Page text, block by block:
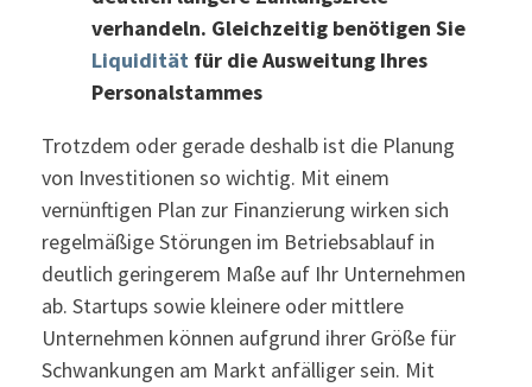
verhandeln. Gleichzeitig benötigen Sie
Liquidität für die Ausweitung Ihres
Personalstammes
Trotzdem oder gerade deshalb ist die Planung
von Investitionen so wichtig. Mit einem
vernünftigen Plan zur Finanzierung wirken sich
regelmäßige Störungen im Betriebsablauf in
deutlich geringerem Maße auf Ihr Unternehmen
ab. Startups sowie kleinere oder mittlere
Unternehmen können aufgrund ihrer Größe für
Schwankungen am Markt anfälliger sein. Mit